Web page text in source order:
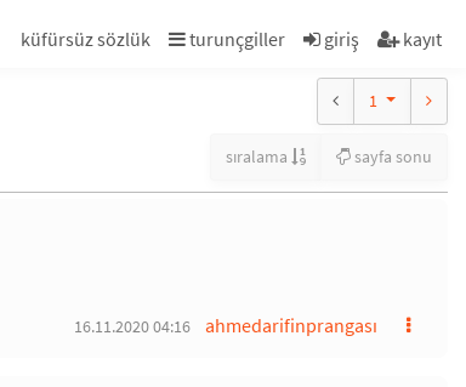
küfürsüz sözlük turunçgiller giriş kayıt
1
sıralama sayfa sonu
ahmedarifinprangası
16.11.2020 04:16